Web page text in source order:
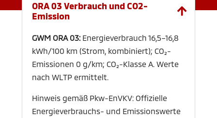
ORA 03 Verbrauch und CO2-
Emission
GWM ORA 03:Energieverbrauch 16,5–16,8
kWh/100 km (Strom, kombiniert); CO₂-
Emissionen 0 g/km; CO₂-Klasse A. Werte
nach WLTP ermittelt.
Hinweis gemäß Pkw-EnVKV: Offizielle
Energieverbrauchs- und Emissionswerte